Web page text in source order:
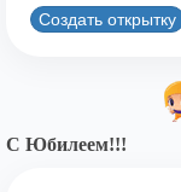
Создать открытку
С Юбилеем!!!